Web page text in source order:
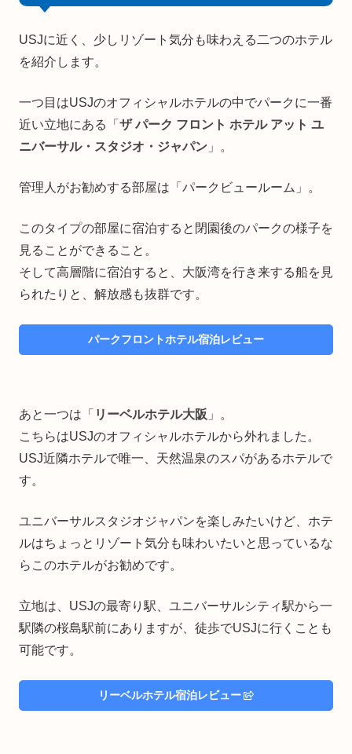
USJに近く、少しリゾート気分も味わえる二つのホテル
を紹介します。
一つ目はUSJのオフィシャルホテルの中でパークに一番
近い立地にある「 ザ パーク フロント ホテル アット ユ
ニバーサル・スタジオ・ジャパン 」。
管理人がお勧めする部屋は「パークビュールーム」。
このタイプの部屋に宿泊すると閉園後のパークの様子を
見ることができること。
そして高層階に宿泊すると、大阪湾を行き来する船を見
られたりと、解放感も抜群です。
パークフロントホテル宿泊レビュー
あと一つは「 リーベルホテル大阪 」。
こちらはUSJのオフィシャルホテルから外れました。
USJ近隣ホテルで唯一、天然温泉のスパがあるホテルで
す。
ユニバーサルスタジオジャパンを楽しみたいけど、ホテ
ルはちょっとリゾート気分も味わいたいと思っているな
らこのホテルがお勧めです。
立地は、USJの最寄り駅、ユニバーサルシティ駅から一
駅隣の桜島駅前にありますが、徒歩でUSJに行くことも
可能です。
リーベルホテル宿泊レビュー